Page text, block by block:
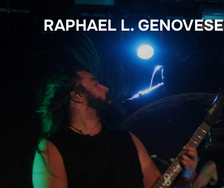
Zum
RAPHAEL L. GENOVESE